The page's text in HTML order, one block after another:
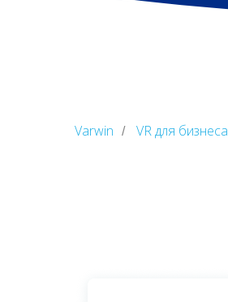
Varwin / VR для бизнеса